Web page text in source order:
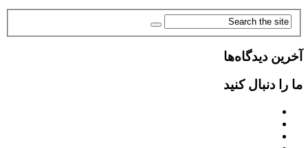
آخرین دیدگاه‌ها
ما را دنبال کنید